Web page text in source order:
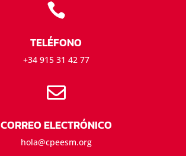

TELÉFONO
+34 915 31 42 77

CORREO ELECTRÓNICO
hola@cpeesm.org